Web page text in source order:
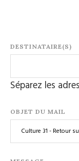
DESTINATAIRE(S)
Séparez les
OBJET DU MAIL